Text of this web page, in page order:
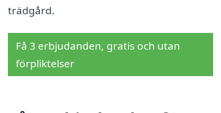
trädgård.
Få 3 erbjudanden, gratis och utan
förpliktelser